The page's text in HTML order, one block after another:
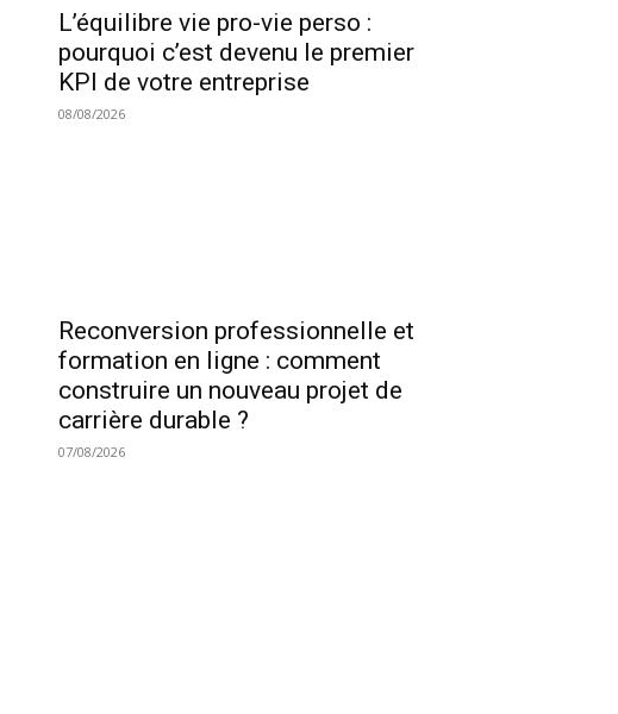
L’équilibre vie pro-vie perso :
pourquoi c’est devenu le premier
KPI de votre entreprise
08/08/2026
Reconversion professionnelle et
formation en ligne : comment
construire un nouveau projet de
carrière durable ?
07/08/2026